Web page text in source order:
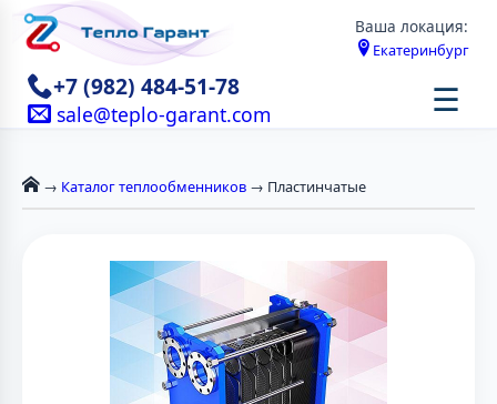
Ваша локация:
Екатеринбург
+7 (982) 484-51-78
sale@teplo-garant.com ☰
→ Каталог теплообменников → Пластинчатые